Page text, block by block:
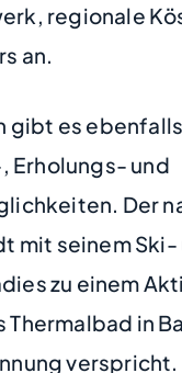
regionale
an.
gibt es
Erholungs- und
Der
mit seinem Ski-
zu einem
Thermalbad in
verspricht.